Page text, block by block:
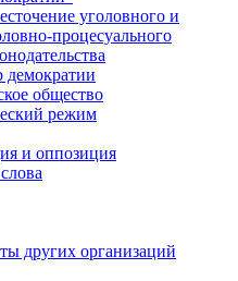
уголовного и
процесуального
демократии
общество
режим
и оппозиция
других организаций